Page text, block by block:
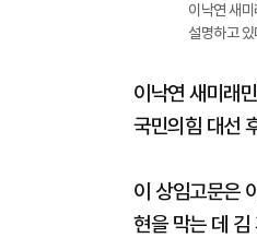
이낙연 새
설명하고
이낙연 새미래
국민의힘 대선
이 상임고문은
현을 막는 데